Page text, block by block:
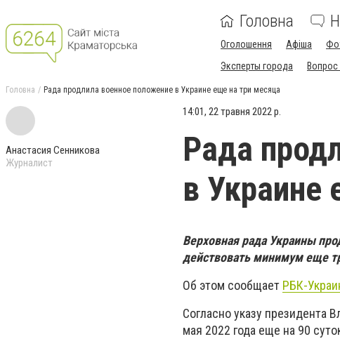
Головна
Оголошення Афіша
Эксперты города
Вопрос
Головна Рада продлила военное положение в Украине еще на три месяца
Анастасия Сенникова
Журналист
14:01, 22 травня 2022 р.
Рада
в Украине
Верховная рада Украины
действовать минимум еще
Об этом сообщает РБК-
Согласно указу президента
мая 2022 года еще на 90